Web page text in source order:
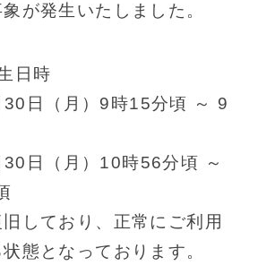
が発生いたしました。
日時
日（月）9時15分頃 ～ 9
日（月）10時56分頃 ～
しており、正常にご利用
態となっております。